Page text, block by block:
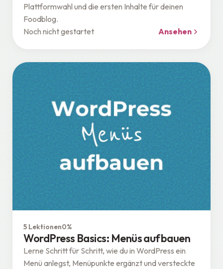
Plattformwahl und die ersten Inhalte für deinen
Foodblog.
Noch nicht gestartet
Ansehen
5 Lektionen0%
WordPress Basics: Menüs aufbauen
Lerne Schritt für Schritt, wie du in WordPress ein
Menü anlegst, Menüpunkte ergänzt und versteckte